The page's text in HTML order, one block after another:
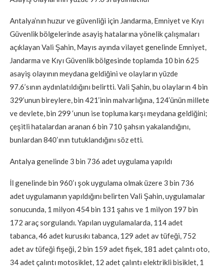
Antalya’nın huzur ve güvenliği için Jandarma, Emniyet ve Kıyı
Güvenlik bölgelerinde asayiş hatalarına yönelik çalışmaları
açıklayan Vali Şahin, Mayıs ayında vilayet genelinde Emniyet,
Jandarma ve Kıyı Güvenlik bölgesinde toplamda 10 bin 625
asayiş olayının meydana geldiğini ve olayların yüzde
97.6’sının aydınlatıldığını belirtti. Vali Şahin, bu olayların 4 bin
329’unun bireylere, bin 421’inin malvarlığına, 124’ünün millete
ve devlete, bin 299 ‘unun ise topluma karşı meydana geldiğini;
çeşitli hatalardan aranan 6 bin 710 şahsın yakalandığını,
bunlardan 840’ının tutuklandığını söz etti.
Antalya genelinde 3 bin 736 adet uygulama yapıldı
İl genelinde bin 960’ı şok uygulama olmak üzere 3 bin 736
adet uygulamanın yapıldığını belirten Vali Şahin, uygulamalar
sonucunda, 1 milyon 454 bin 131 şahıs ve 1 milyon 197 bin
172 araç sorgulandı. Yapılan uygulamalarda, 114 adet
tabanca, 46 adet kurusıkı tabanca, 129 adet av tüfeği, 752
adet av tüfeği fişeği, 2 bin 159 adet fişek, 181 adet çalıntı oto,
34 adet çalıntı motosiklet, 12 adet çalıntı elektrikli bisiklet, 1